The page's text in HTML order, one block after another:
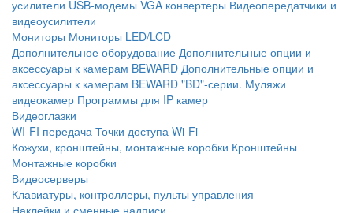
усилители USB-модемы VGA конвертеры Видеопередатчики и
видеоусилители
Мониторы Мониторы LED/LCD
Дополнительное оборудование Дополнительные опции и
аксессуары к камерам BEWARD Дополнительные опции и
аксессуары к камерам BEWARD "BD"-серии. Муляжи
видеокамер Программы для IP камер
Видеоглазки
WI-FI передача Точки доступа Wi-Fi
Кожухи, кронштейны, монтажные коробки Кронштейны
Монтажные коробки
Видеосерверы
Клавиатуры, контроллеры, пульты управления